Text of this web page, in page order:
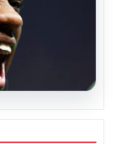
formasıyla